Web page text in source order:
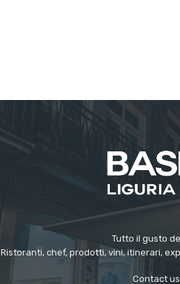
Tutto il gusto
Ristoranti, chef, prodotti, vini, itinerari,
Contact